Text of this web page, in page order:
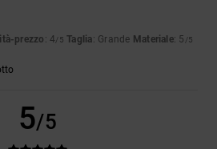
prezzo : 4/5 Taglia: Grande Materiale: 5 /5
5/5